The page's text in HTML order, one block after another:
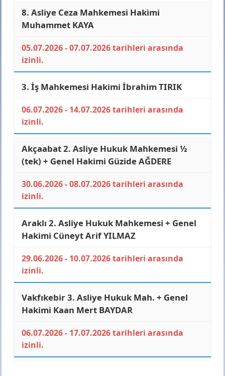
8. Asliye Ceza Mahkemesi Hakimi
Muhammet KAYA
05.07.2026 - 07.07.2026 tarihleri arasında
izinli.
3. İş Mahkemesi Hakimi İbrahim TIRIK
06.07.2026 - 14.07.2026 tarihleri arasında
izinli.
Akçaabat 2. Asliye Hukuk Mahkemesi ½
(tek) + Genel Hakimi Güzide AĞDERE
30.06.2026 - 08.07.2026 tarihleri arasında
izinli.
Araklı 2. Asliye Hukuk Mahkemesi + Genel
Hakimi Cüneyt Arif YILMAZ
29.06.2026 - 10.07.2026 tarihleri arasında
izinli.
Vakfıkebir 3. Asliye Hukuk Mah. + Genel
Hakimi Kaan Mert BAYDAR
06.07.2026 - 17.07.2026 tarihleri arasında
izinli.